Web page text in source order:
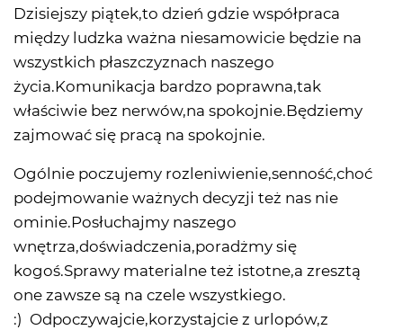
Dzisiejszy piątek,to dzień gdzie współpraca
między ludzka ważna niesamowicie będzie na
wszystkich płaszczyznach naszego
życia.Komunikacja bardzo poprawna,tak
właściwie bez nerwów,na spokojnie.Będziemy
zajmować się pracą na spokojnie.
Ogólnie poczujemy rozleniwienie,senność,choć
podejmowanie ważnych decyzji też nas nie
ominie.Posłuchajmy naszego
wnętrza,doświadczenia,poradżmy się
kogoś.Sprawy materialne też istotne,a zresztą
one zawsze są na czele wszystkiego.
:) Odpoczywajcie,korzystajcie z urlopów,z